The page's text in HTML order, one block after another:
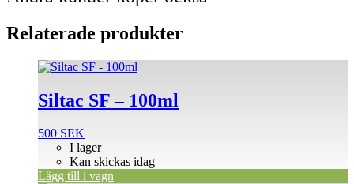
Relaterade produkter
Siltac SF – 100ml
500 SEK
I lager
Kan skickas idag
Lägg till i vagn